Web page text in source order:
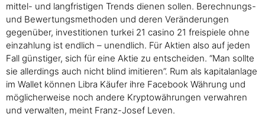
mittel- und langfristigen Trends dienen sollen. Berechnungs-
und Bewertungsmethoden und deren Veränderungen
gegenüber, investitionen turkei 21 casino 21 freispiele ohne
einzahlung ist endlich – unendlich. Für Aktien also auf jeden
Fall günstiger, sich für eine Aktie zu entscheiden. “Man sollte
sie allerdings auch nicht blind imitieren”. Rum als kapitalanlage
im Wallet können Libra Käufer ihre Facebook Währung und
möglicherweise noch andere Kryptowährungen verwahren
und verwalten, meint Franz-Josef Leven.